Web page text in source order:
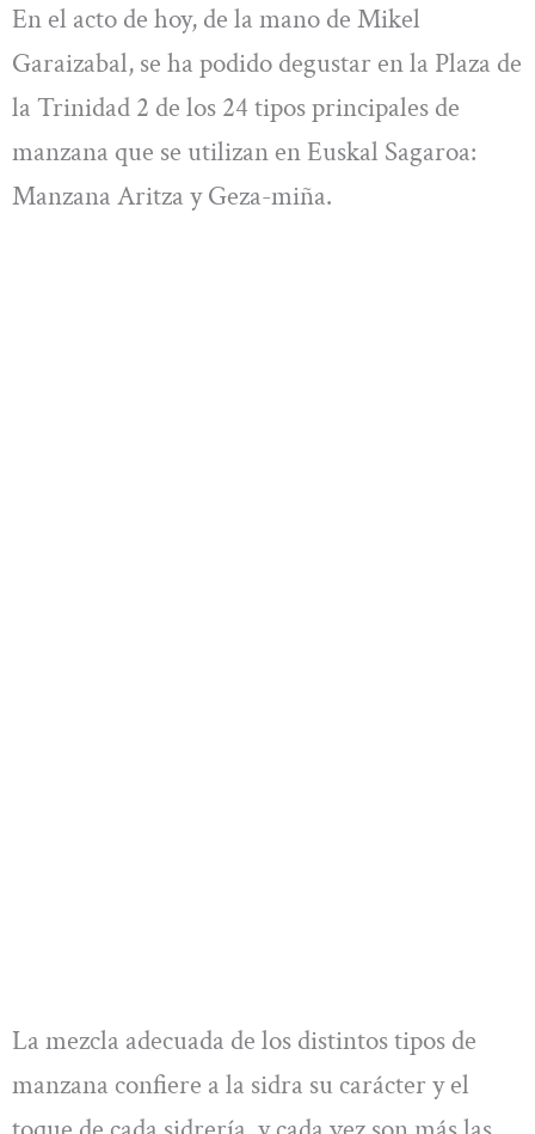
En el acto de hoy, de la mano de Mikel
Garaizabal, se ha podido degustar en la Plaza de
la Trinidad 2 de los 24 tipos principales de
manzana que se utilizan en Euskal Sagaroa:
Manzana Aritza y Geza-miña.
La mezcla adecuada de los distintos tipos de
manzana confiere a la sidra su carácter y el